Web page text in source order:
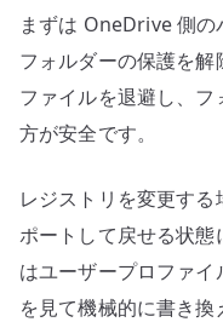
まずは OneDrive 側
フォルダーの保護を解
ファイルを退避し、
方が安全です。
レジストリを変更す
ポートして戻せる状
はユーザープロファ
を見て機械的に書き